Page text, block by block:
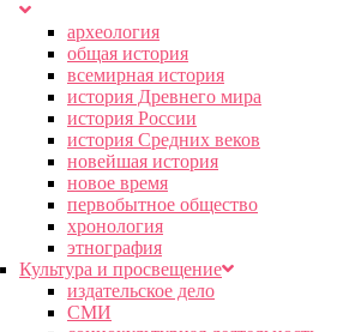
археология
общая история
всемирная история
история Древнего мира
история России
история Средних веков
новейшая история
новое время
первобытное общество
хронология
этнография
Культура и просвещение
издательское дело
СМИ